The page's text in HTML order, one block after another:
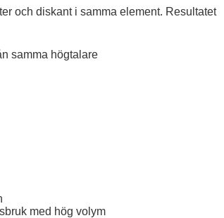
och diskant i samma element. Resultatet
samma högtalare
med hög volym